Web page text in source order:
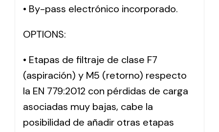
• By-pass electrónico incorporado.
OPTIONS:
• Etapas de filtraje de clase F7
(aspiración) y M5 (retorno) respecto
la EN 779:2012 con pérdidas de carga
asociadas muy bajas, cabe la
posibilidad de añadir otras etapas